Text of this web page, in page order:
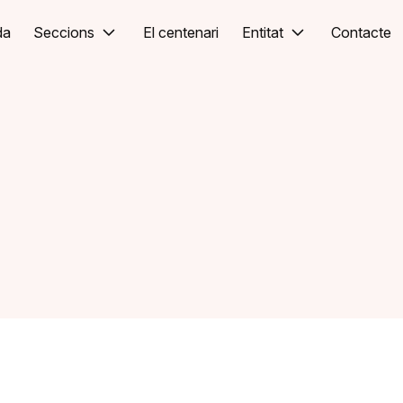
Seccions El centenari Entitat Contacte